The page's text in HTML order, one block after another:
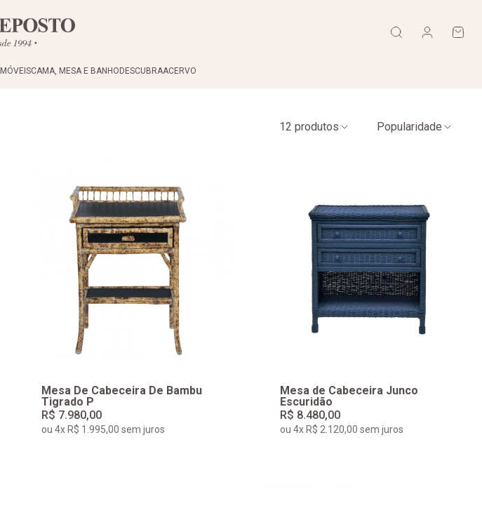
MÓVEISCAMA, MESA E BANHO DESCUBRAACERVO
12 produtos Popularidade
Mesa De Cabeceira De Bambu
Tigrado P
R$ 7.980,00
ou 4x R$ 1.995,00 sem juros
Mesa de Cabeceira Junco
Escuridão
R$ 8.480,00
ou 4x R$ 2.120,00 sem juros